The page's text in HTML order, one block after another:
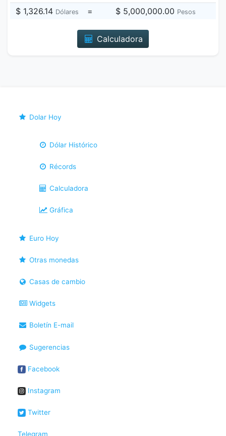
$ 1,326.14 Dólares = $ 5,000,000.00 Pesos
Calculadora
Dolar Hoy
Dólar Histórico
Récords
Calculadora
Gráfica
Euro Hoy
Otras monedas
Casas de cambio
Widgets
Boletín E-mail
Sugerencias
Facebook
Instagram
Twitter
Telegram